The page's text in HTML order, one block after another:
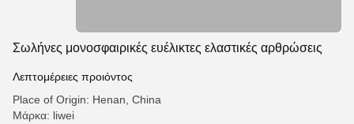
Σωλήνες μονοσφαιρικές ευέλικτες ελαστικές αρθρώσεις
Λεπτομέρειες προιόντος
Place of Origin: Henan, China
Μάρκα: liwei